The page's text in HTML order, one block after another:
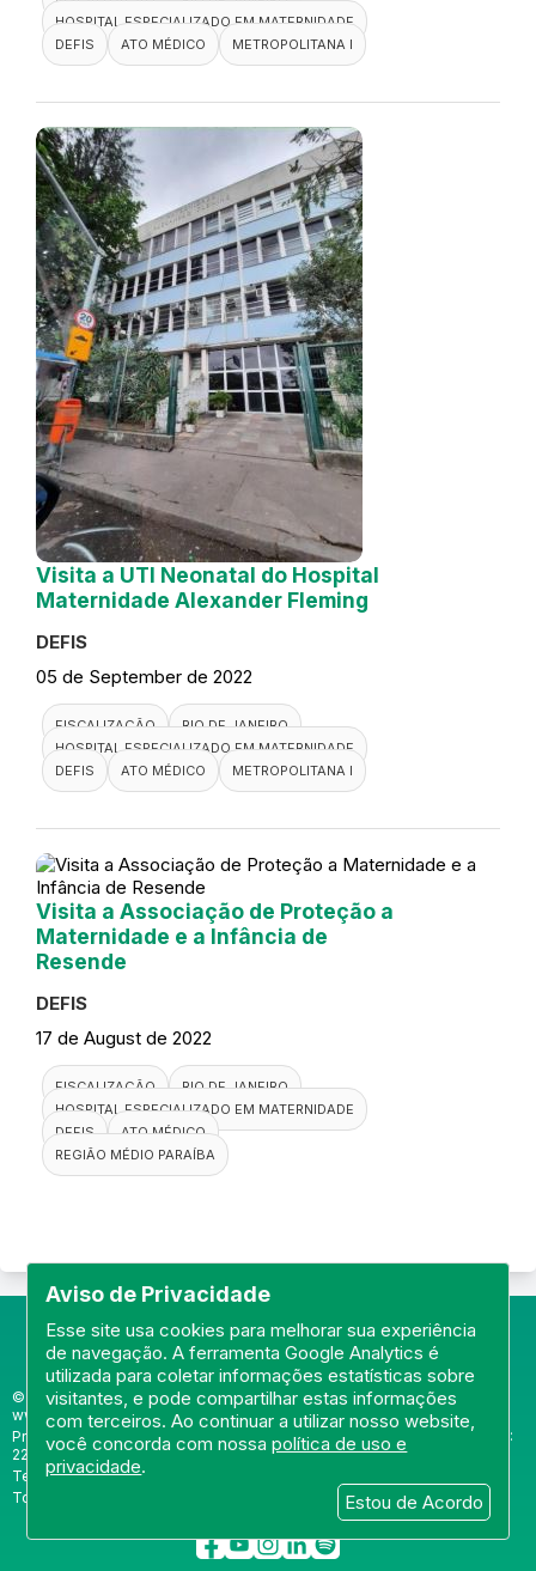
Aviso de Privacidade
Esse site usa cookies para melhorar sua experiência
de navegação. A ferramenta Google Analytics é
utilizada para coletar informações estatísticas sobre
visitantes, e pode compartilhar estas informações
com terceiros. Ao continuar a utilizar nosso website,
você concorda com nossapolítica de uso e
privacidade.
Estou de Acordo
HOSPITAL ESPECIALIZADO EM MATERNIDADE
DEFIS
ATO MÉDICO METROPOLITANA I
Visita a UTI Neonatal do Hospital
Maternidade Alexander Fleming
DEFIS
05 de September de 2022
FISCALIZAÇÃO
RIO DE JANEIRO
HOSPITAL ESPECIALIZADO EM MATERNIDADE
DEFIS
ATO MÉDICO METROPOLITANA I
Visita a Associação de Proteção a
Maternidade e a Infância de
Resende
DEFIS
17 de August de 2022
FISCALIZAÇÃO
RIO DE JANEIRO
HOSPITAL ESPECIALIZADO EM MATERNIDADE
DEFIS
ATO MÉDICO
REGIÃO MÉDIO PARAÍBA
© Portal do Conselho Regional de Medicina do Rio de Janeiro -
www.cremerj.org.br
Praia de Botafogo (228), loja 119b - Botafogo - Rio de Janeiro/RJ - CEP:
22250-145
Tel: (21) 3184-7050 /
Todos os direitos reservados 2013-2026